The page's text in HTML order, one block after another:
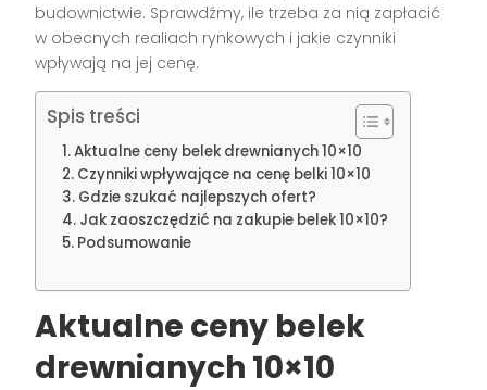
budownictwie. Sprawdźmy, ile trzeba za nią zapłacić
w obecnych realiach rynkowych i jakie czynniki
wpływają na jej cenę.
Spis treści
Aktualne ceny belek drewnianych 10×10
Czynniki wpływające na cenę belki 10×10
Gdzie szukać najlepszych ofert?
Jak zaoszczędzić na zakupie belek 10×10?
Podsumowanie
Aktualne ceny belek
drewnianych 10×10